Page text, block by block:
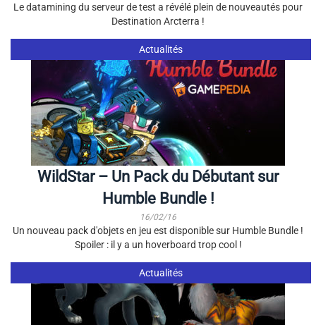
Le datamining du serveur de test a révélé plein de nouveautés pour
Destination Arcterra !
Actualités
WildStar – Un Pack du Débutant sur
Humble Bundle !
16/02/16
Un nouveau pack d'objets en jeu est disponible sur Humble Bundle !
Spoiler : il y a un hoverboard trop cool !
Actualités